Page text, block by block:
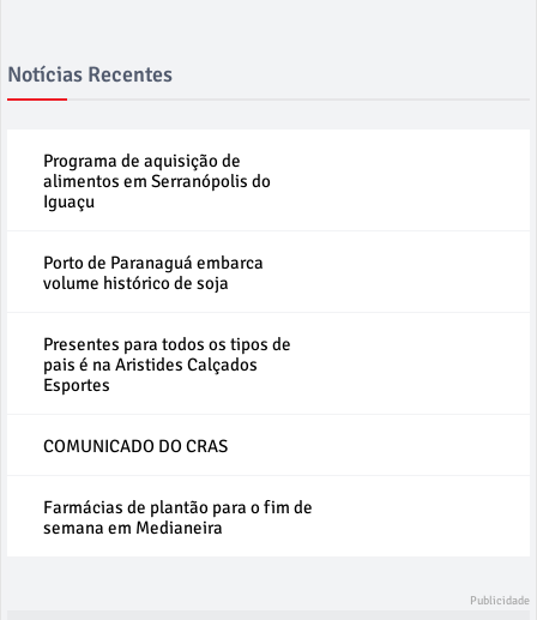
Notícias Recentes
Programa de aquisição de
alimentos em Serranópolis do
Iguaçu
Porto de Paranaguá embarca
volume histórico de soja
Presentes para todos os tipos de
pais é na Aristides Calçados
Esportes
COMUNICADO DO CRAS
Farmácias de plantão para o fim de
semana em Medianeira